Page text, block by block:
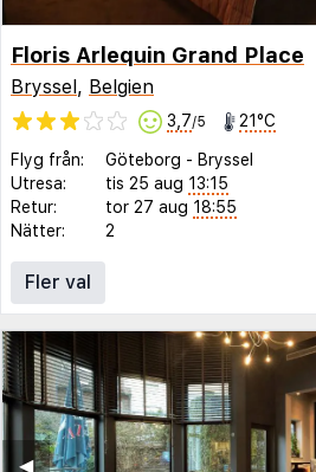
Floris Arlequin Grand Place
Bryssel, Belgien
3,7/5 21°C
Flyg från: Göteborg - Bryssel
Utresa:
tis 25 aug 13:15
Retur:
tor 27 aug 18:55
Nätter:
2
Fler val
◀︎